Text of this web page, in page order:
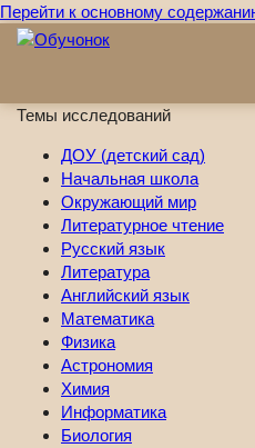
Перейти к основному
Темы исследований
ДОУ (детский сад)
Начальная школа
Окружающий мир
Литературное чтение
Русский язык
Литература
Английский язык
Математика
Физика
Астрономия
Химия
Информатика
Биология